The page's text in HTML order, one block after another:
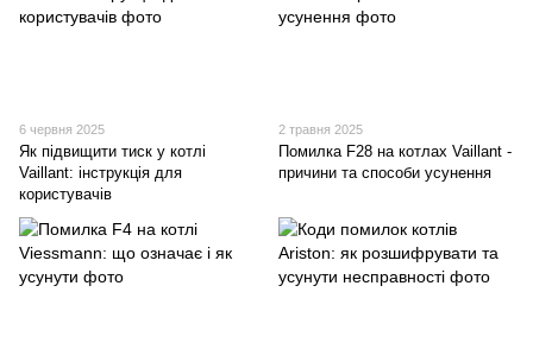
6 червня 2025
Як підвищити тиск у котлі
Vaillant: інструкція для
користувачів
2 травня 2025
Помилка F28 на котлах Vaillant -
причини та способи усунення